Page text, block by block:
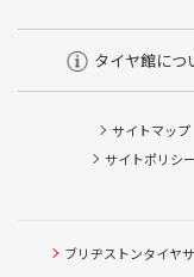
タイヤ館につ
サイトマップ
サイトポリシー
ブリヂストンタイヤ